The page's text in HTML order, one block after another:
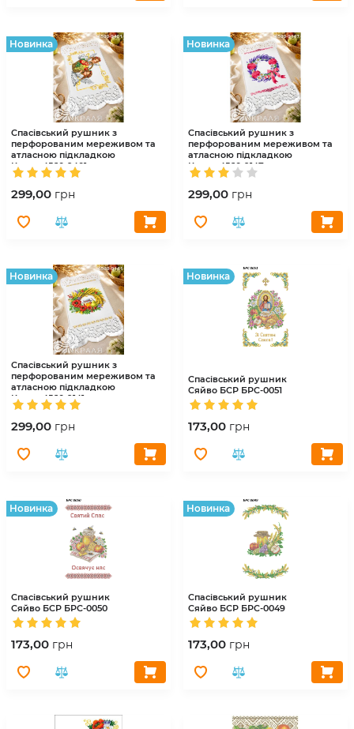
Hовинка
Спасівський рушник з
перфорованим мереживом та
атласною підкладкою
Краля
4560-9401
299,00 грн
Hовинка
Спасівський рушник з
перфорованим мереживом та
атласною підкладкою
Краля
4560-9147
299,00 грн
Hовинка
Спасівський рушник з
перфорованим мереживом та
атласною підкладкою
Краля
4560-9141
299,00 грн
Hовинка
Спасівський рушник
Сяйво БСР БРС-0051
173,00 грн
Hовинка
Спасівський рушник
Сяйво БСР БРС-0050
173,00 грн
Hовинка
Спасівський рушник
Сяйво БСР БРС-0049
173,00 грн